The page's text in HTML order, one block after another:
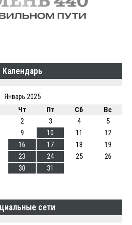
Календарь
Январь 2025
Чт Пт Сб
Вс
2 3 4
5
9 10 11
12
16 17 18
19
23 24 25
26
30
31
сети